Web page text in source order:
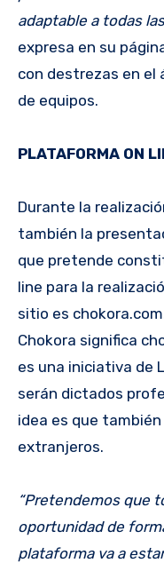
adaptable a todas
expresa en su
con destrezas en el
de equipos.
PLATAFORMA ON
Durante la
también la
que pretende
line para la
sitio es
Chokora significa
es una iniciativa de
serán dictados
idea es que
extranjeros.
“Pretendemos que
oportunidad de
plataforma va a